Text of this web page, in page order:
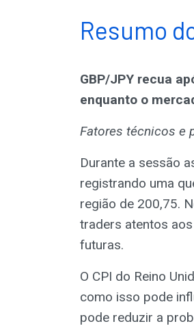
Resumo
GBP/JPY recua
enquanto o
Fatores técnicos e
Durante a sessão
registrando uma
região de 200,75.
traders atentos
futuras.
O CPI do Reino
como isso pode
pode reduzir a